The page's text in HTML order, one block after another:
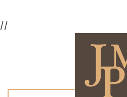
//